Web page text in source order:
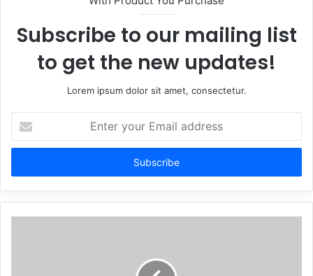
Subscribe to our mailing list
to get the new updates!
Lorem ipsum dolor sit amet, consectetur.
your
Email